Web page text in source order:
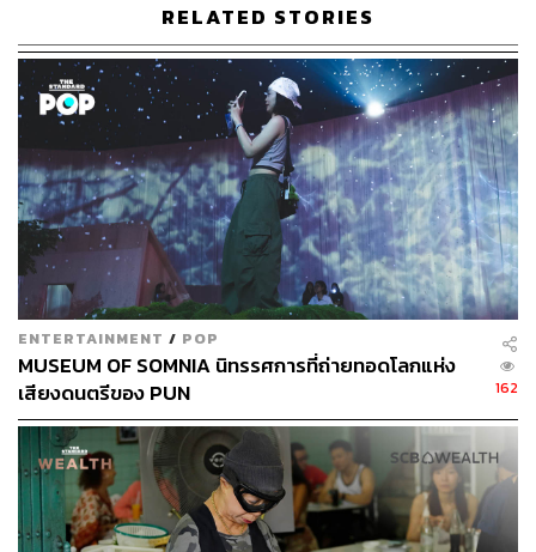
J-Talk ครั้งที่ 7 กับหัวข้อ ‘สถาปัตยกรรมแบบญี่ปุ่นและ
สุนทรียศาสตร์ในการออกแบบ’ โดยมี อ.ทาคานาโอะ โทโดะ
อาจารย์พิเศษจากหลักสูตรนานาชาติด้านการออกแบบและ
สถาปัตยกรรม จุฬาลงกรณ์มหาวิทยาลัย ที่จะมานำเสนอ
ความรู้ในครั้งนี้
When:วันที่15 กุมภาพันธ์ 2563 เวลา 13.00-15.30 น.
Where:ชั้น 2 Amphitheatre, SAMYAN CO-OP, สามย่าน
มิตรทาวน์
Why: เรียนรู้ ความรู้เกี่ยวกับสถาปัตยกรรมของญี่ปุ่น ทั้งเรื่อง
จุดเด่น อิทธิพล ความหมายที่สื่อออกมา
How:ลงทะเบียนผ่านแอปฯ เพื่อเข้าใช้ SAMYAN CO-OPhtt
ps://www.facebook.com/events/568767187299282/
Stop:MRT สถานีสามย่าน
RELATED STORIES
ENTERTAINMENT / POP
MUSEUM OF SOMNIA นิทรรศการที่ถ่ายทอดโลกแห่ง
เสียงดนตรีของ PUN
162